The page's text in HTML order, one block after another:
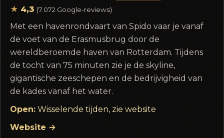
★ 4,3 (7.072 Google-reviews)
Met een havenrondvaart van Spido vaar je vanaf
de voet van de Erasmusbrug door de
wereldberoemde haven van Rotterdam. Tijdens
de tocht van 75 minuten zie je de skyline,
gigantische zeeschepen en de bedrijvigheid van
de kades vanaf het water.
Open:Wisselende tijden, zie website
Website →